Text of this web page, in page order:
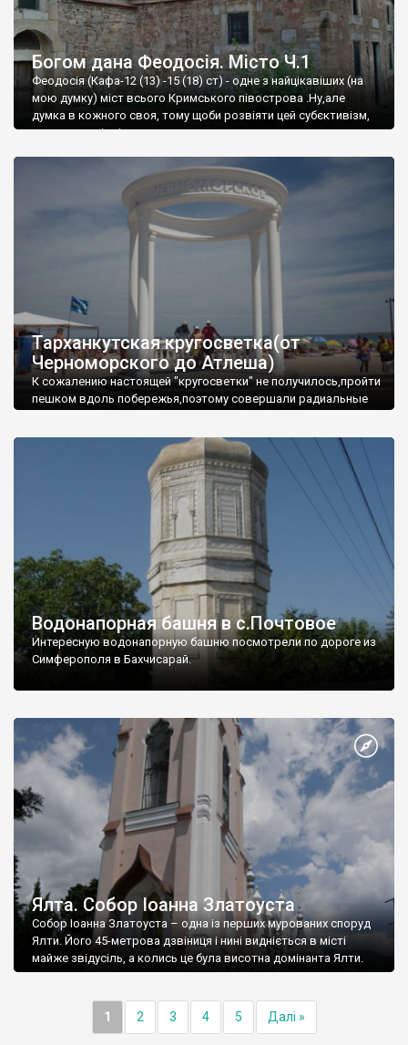
Богом дана Феодосія. Місто Ч.1
Феодосія (Кафа-12 (13) -15 (18) ст) - одне з найцікавіших (на
мою думку) міст всього Кримського півострова .Ну,але
думка в кожного своя, тому щоби розвіяти цей субєктивізм,
запрошую відвідати це
Тарханкутская кругосветка(от
Черноморского до Атлеша)
К сожалению настоящей "кругосветки" не получилось,пройти
пешком вдоль побережья,поэтому совершали радиальные
Водонапорная башня в с.Почтовое
Интересную водонапорную башню посмотрели по дороге из
Симферополя в Бахчисарай.
Ялта. Собор Іоанна Златоуста
Собор Іоанна Златоуста – одна із перших мурованих споруд
Ялти. Його 45-метрова дзвіниця і нині видніється в місті
майже звідусіль, а колись це була висотна домінанта Ялти.
1 2 3 4 5 Далі »